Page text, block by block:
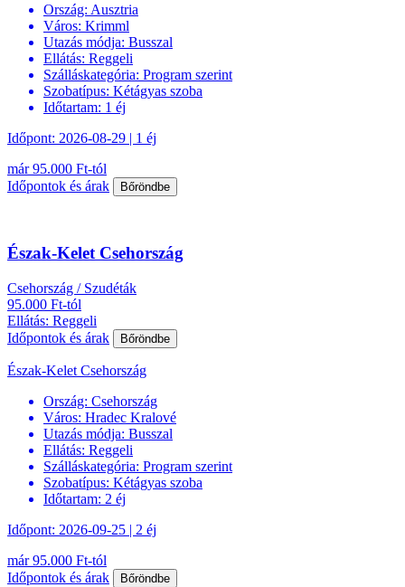
Ország: Ausztria
Város: Krimml
Utazás módja: Busszal
Ellátás: Reggeli
Szálláskategória: Program szerint
Szobatípus: Kétágyas szoba
Időtartam: 1 éj
Időpont: 2026-08-29 | 1 éj
már 95.000 Ft-tól
Időpontok és árak
Bőröndbe
Észak-Kelet Csehország
Csehország / Szudéták
95.000 Ft-tól
Ellátás: Reggeli
Időpontok és árak
Bőröndbe
Észak-Kelet Csehország
Ország: Csehország
Város: Hradec Kralové
Utazás módja: Busszal
Ellátás: Reggeli
Szálláskategória: Program szerint
Szobatípus: Kétágyas szoba
Időtartam: 2 éj
Időpont: 2026-09-25 | 2 éj
már 95.000 Ft-tól
Időpontok és árak
Bőröndbe